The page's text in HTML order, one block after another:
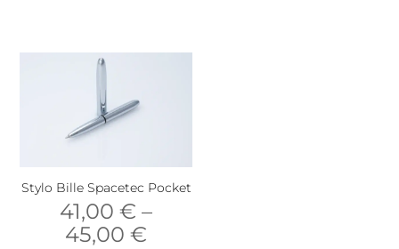
Stylo Bille Spacetec Pocket
41,00€ –
45,00€